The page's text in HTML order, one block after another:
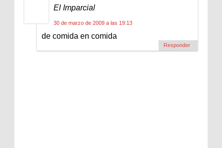
El Imparcial
30 de marzo de 2009 a las 19:13
de comida en comida
Responder